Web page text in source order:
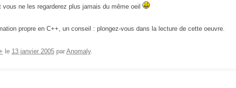
ne les regarderez plus jamais du même oeil
propre en C++, un conseil : plongez-vous dans la lecture de cette oeuvre.
le 13 janvier 2005 par Anomaly.